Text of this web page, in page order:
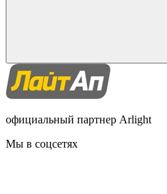
официальный партнер Arlight
Мы в соцсетях